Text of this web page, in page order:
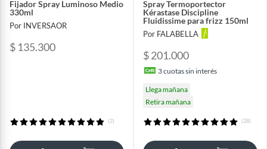
Fijador Spray Luminoso Medio
330ml
Por INVERSAOR
$ 135.300
(2)
Spray Termoportector
Kérastase Discipline
Fluidissime para frizz 150ml
Por FALABELLA
$ 201.000
3cuotas sin interés
Llega mañana
Retira mañana
(28)